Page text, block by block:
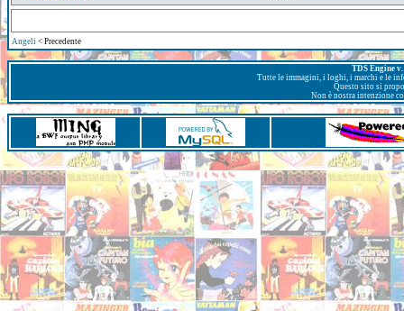
Angeli < Precedente
TDS Engine
Tutte le immagini, i loghi, i marchi e le
Questo sito si
Non è nostra intenzione